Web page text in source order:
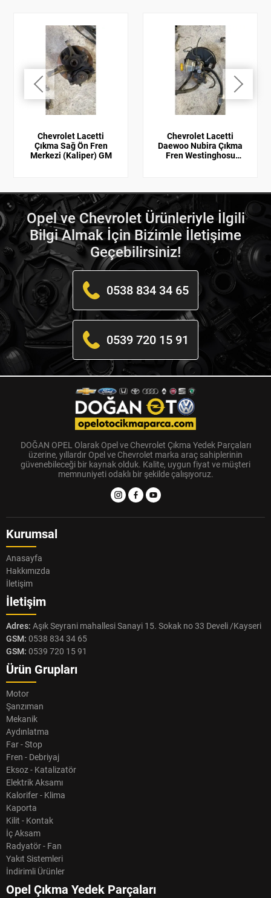
Chevrolet Lacetti
Çıkma Sağ Ön Fren
Merkezi (Kaliper) GM
Chevrolet Lacetti
Daewoo Nubira Çıkma
Fren Westinghosu
Opel ve Chevrolet Ürünleriyle İlgili
Bilgi Almak İçin Bizimle İletişime
Geçebilirsiniz!
0538 834 34 65
0539 720 15 91
DOĞAN OPEL Olarak Opel ve Chevrolet Çıkma Yedek Parçaları
üzerine, yıllardır Opel ve Chevrolet marka araç sahiplerinin
güvenebileceği bir kaynak olduk. Kalite, uygun fiyat ve müşteri
memnuniyeti odaklı bir şekilde çalışıyoruz.
Kurumsal
Anasayfa
Hakkımızda
İletişim
İletişim
Adres: Aşık Seyrani mahallesi Sanayi 15. Sokak no 33 Develi /Kayseri
GSM: 0538 834 34 65
GSM: 0539 720 15 91
Ürün Grupları
Motor
Şanzıman
Mekanik
Aydınlatma
Far - Stop
Fren - Debriyaj
Eksoz - Katalizatör
Elektrik Aksamı
Kalorifer - Klima
Kaporta
Kilit - Kontak
İç Aksam
Radyatör - Fan
Yakıt Sistemleri
İndirimli Ürünler
Opel Çıkma Yedek Parçaları